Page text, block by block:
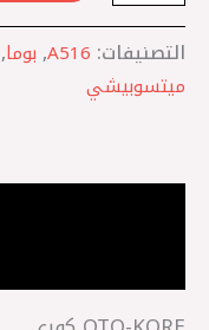
التصنيفات: A516
, بوما,
ميتسوبيشي